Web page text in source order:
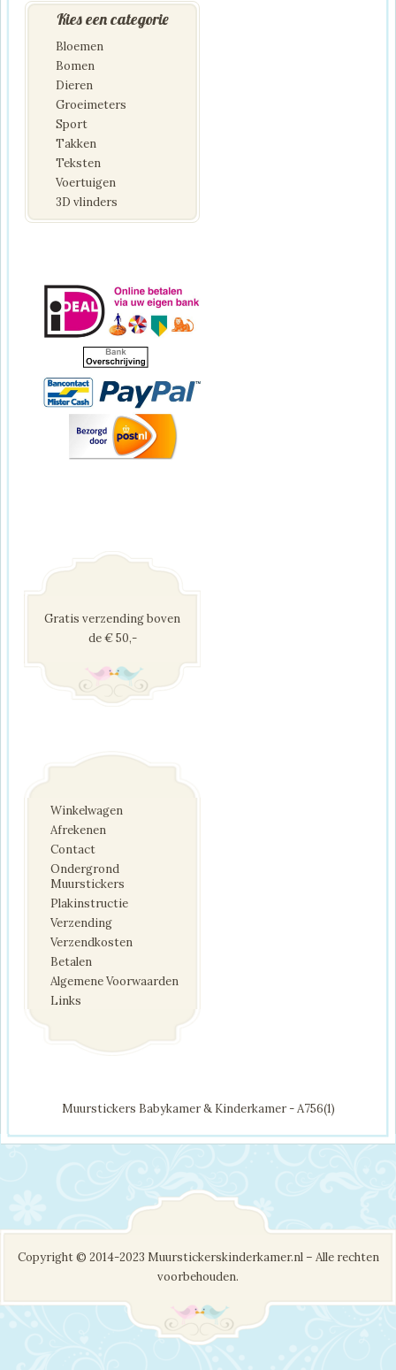
Kies een categorie
Bloemen
Bomen
Dieren
Groeimeters
Sport
Takken
Teksten
Voertuigen
3D vlinders
Gratis verzending boven
de € 50,-
Winkelwagen
Afrekenen
Contact
Ondergrond
Muurstickers
Plakinstructie
Verzending
Verzendkosten
Betalen
Algemene Voorwaarden
Links
Muurstickers Babykamer & Kinderkamer - A756(1)
Copyright © 2014-2023 Muurstickerskinderkamer.nl – Alle rechten
voorbehouden.